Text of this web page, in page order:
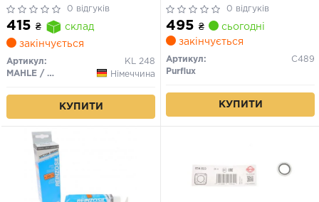
0 відгуків
415 ₴
склад
закінчується
Артикул:
KL 248
MAHLE / KNECHT
Німеччина
КУПИТИ
0 відгуків
495 ₴
сьогодні
закінчується
Артикул:
C489
Purflux
КУПИТИ